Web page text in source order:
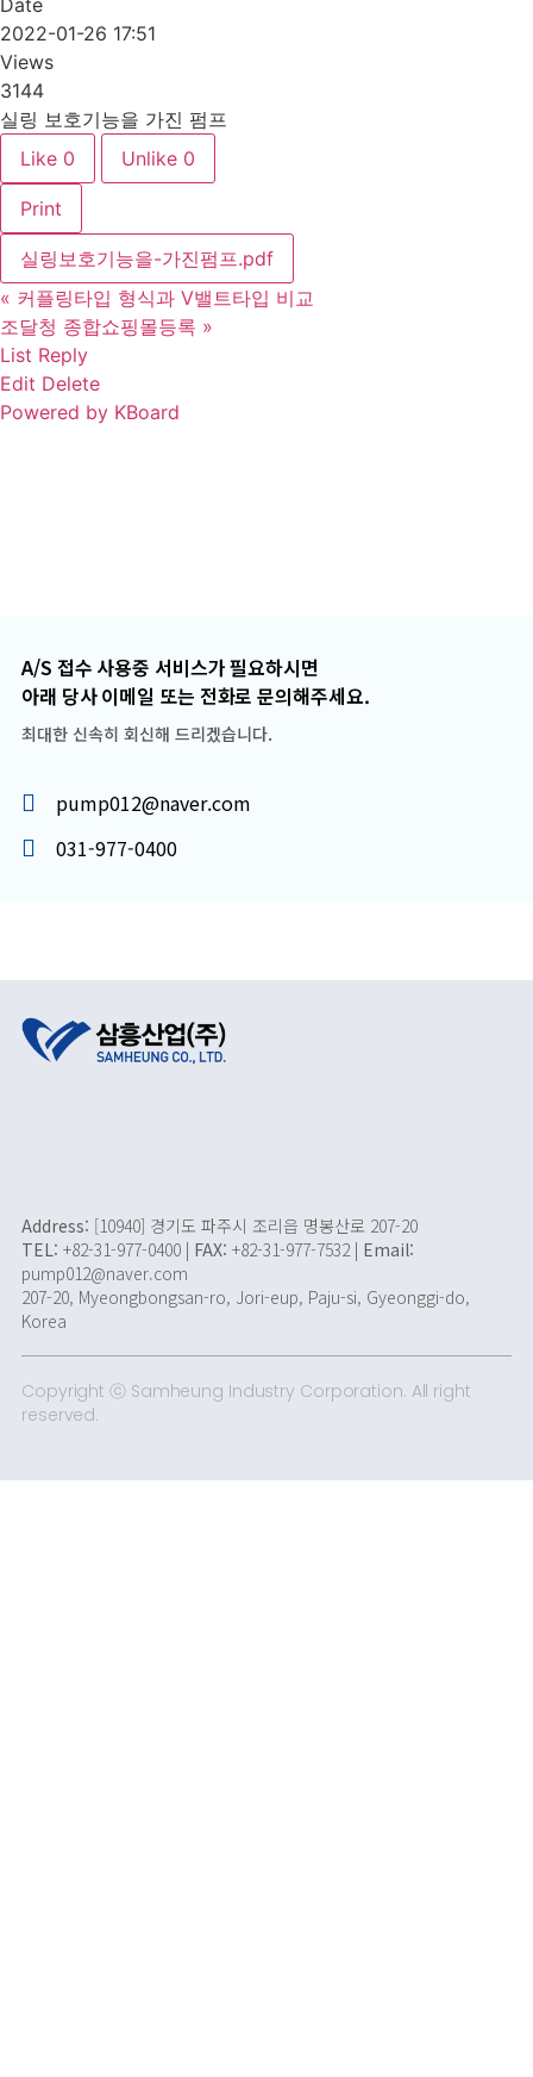
Date
2022-01-26 17:51
Views
3144
실링 보호기능을 가진 펌프
Like 0 Unlike 0
Print
실링보호기능을-가진펌프.pdf
« 커플링타입 형식과 V밸트타입 비교
조달청 종합쇼핑몰등록 »
List Reply
Edit Delete
Powered by KBoard
A/S 접수 사용중 서비스가 필요하시면
아래 당사 이메일 또는 전화로 문의해주세요.
최대한 신속히 회신해 드리겠습니다.
pump012@naver.com
031-977-0400
Address: [10940] 경기도 파주시 조리읍 명봉산로 207-20
TEL: +82-31-977-0400 | FAX: +82-31-977-7532 | Email:
pump012@naver.com
207-20, Myeongbongsan-ro, Jori-eup, Paju-si, Gyeonggi-do,
Korea
Copyright ⓒ Samheung Industry Corporation. All right
reserved.